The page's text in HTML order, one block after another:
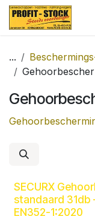
Overslaan naar
...
SECURX
standaard 31db
EN352-1:2020